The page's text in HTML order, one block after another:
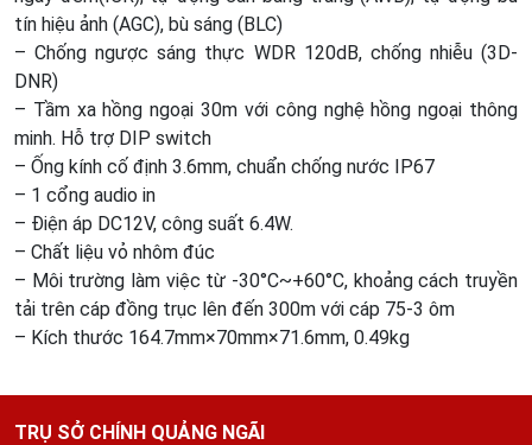
tín hiệu ảnh (AGC), bù sáng (BLC)
– Chống ngược sáng thực WDR 120dB, chống nhiễu (3D-
DNR)
– Tầm xa hồng ngoại 30m với công nghệ hồng ngoại thông
minh. Hỗ trợ DIP switch
– Ống kính cố định 3.6mm, chuẩn chống nước IP67
– 1 cổng audio in
– Điện áp DC12V, công suất 6.4W.
– Chất liệu vỏ nhôm đúc
– Môi trường làm việc từ -30°C~+60°C, khoảng cách truyền
tải trên cáp đồng trục lên đến 300m với cáp 75-3 ôm
– Kích thước 164.7mm×70mm×71.6mm, 0.49kg
TRỤ SỞ CHÍNH QUẢNG NGÃI